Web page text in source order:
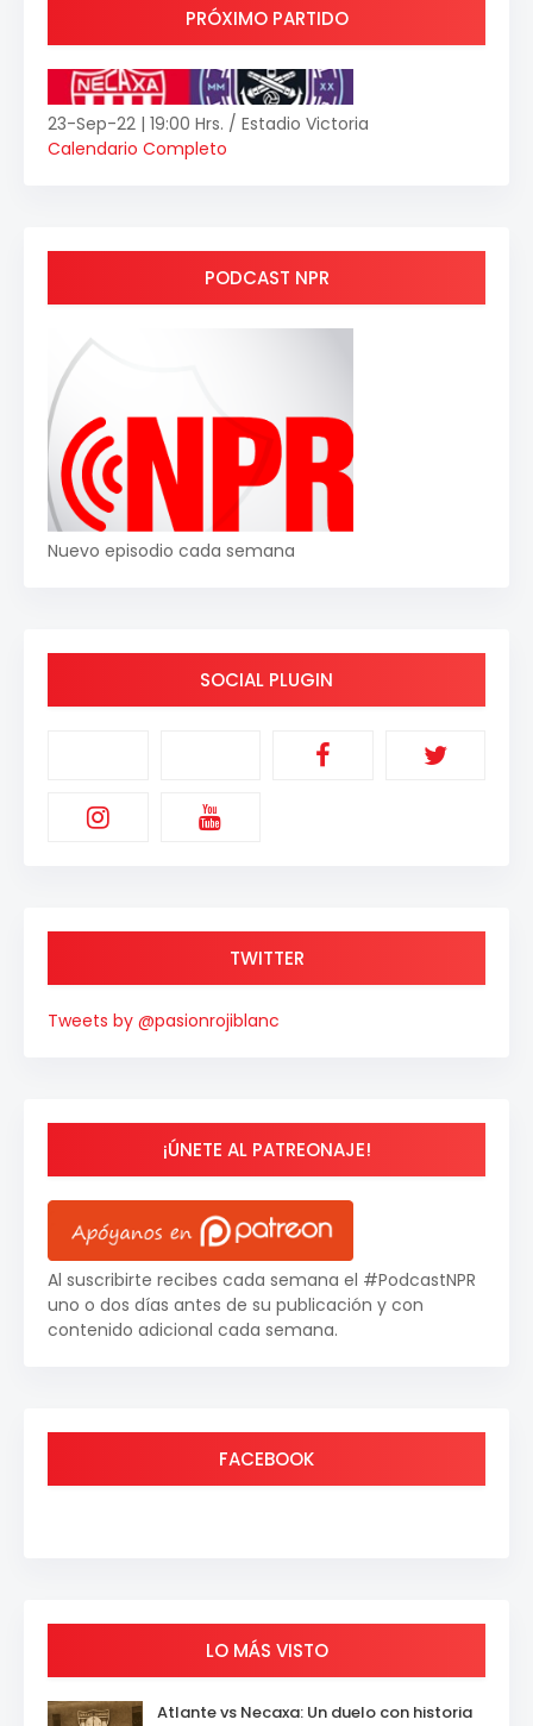
PRÓXIMO PARTIDO
23-Sep-22 | 19:00 Hrs. / Estadio Victoria
Calendario Completo
PODCAST NPR
Nuevo episodio cada semana
SOCIAL PLUGIN
TWITTER
Tweets by @pasionrojiblanc
¡ÚNETE AL PATREONAJE!
Al suscribirte recibes cada semana el #PodcastNPR
uno o dos días antes de su publicación y con
contenido adicional cada semana.
FACEBOOK
LO MÁS VISTO
Atlante vs Necaxa: Un duelo con historia